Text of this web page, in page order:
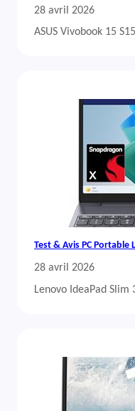
28 avril 2026
ASUS Vivobook 15
Test & Avis PC Portable
28 avril 2026
Lenovo IdeaPad